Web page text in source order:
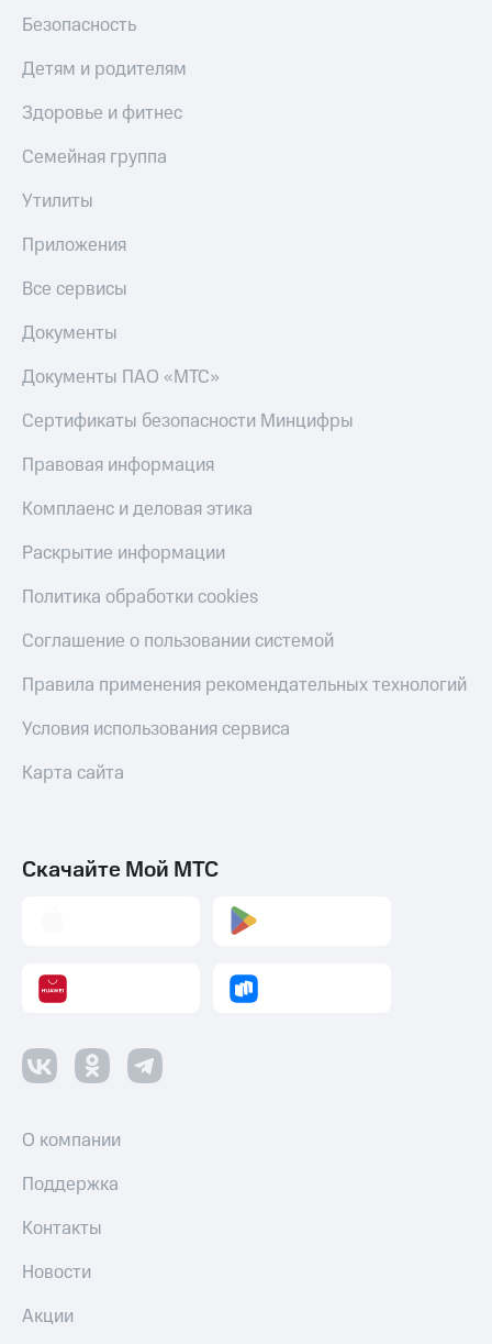
Безопасность
Детям и родителям
Здоровье и фитнес
Семейная группа
Утилиты
Приложения
Все сервисы
Документы
Документы ПАО «МТС»
Сертификаты безопасности Минцифры
Правовая информация
Комплаенс и деловая этика
Раскрытие информации
Политика обработки cookies
Соглашение о пользовании системой
Правила применения рекомендательных технологий
Условия использования сервиса
Карта сайта
Скачайте Мой МТС
О компании
Поддержка
Контакты
Новости
Акции